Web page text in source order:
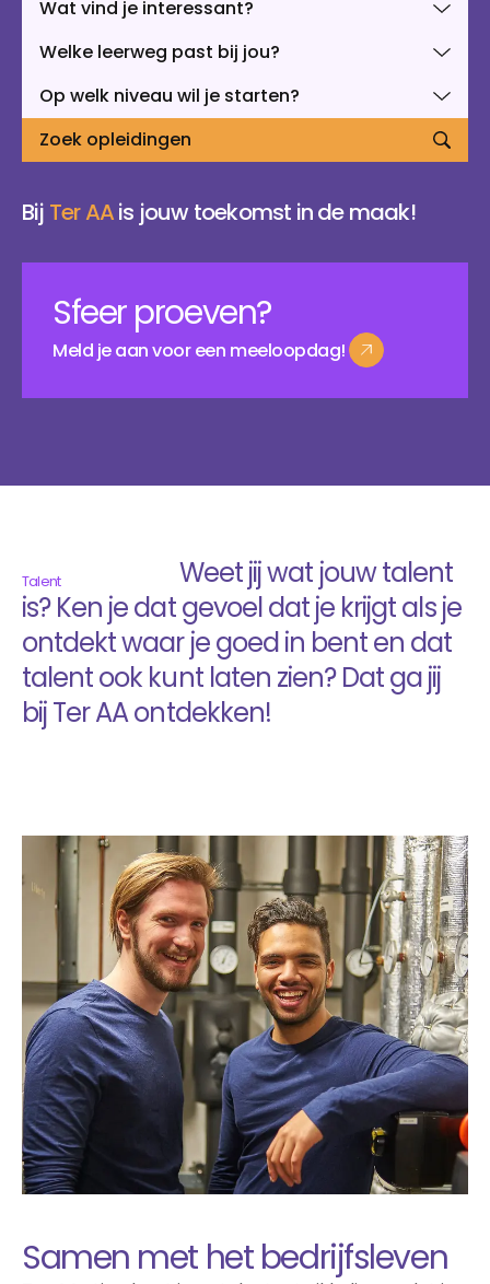
Studentverhalen
Studiekeuzetest
Interesse­gebieden
Open dag
Meelopen
Informatie
Kosten
Stage
Voor ouders en verzorgers
Voor nieuwe studenten
Inloggen startpunt
Inburgering
Sfeer proeven?
Meldjeaanvooreenmeeloopdag!
Meld jeaanvoor een meeloopdag!
Wat vind je interessant?
Welke leerweg past bij jou?
Op welk niveau wil je starten?
Zoek opleidingen
Bij Ter AAis jouw toekomst in de maak!
Talent
Weet jij wat jouw talent
is? Ken je dat gevoel dat je krijgt als je
ontdekt waar je goed in bent en dat
talent ook kunt laten zien? Dat ga jij
bij Ter AA ontdekken!
Samen met het bedrijfsleven